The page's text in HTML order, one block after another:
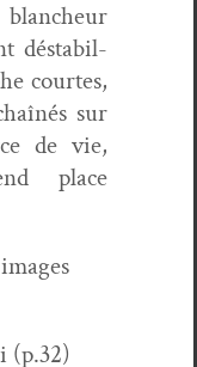
désta­bil­
cour­tes,
sur
de vie,
place
(p.32)